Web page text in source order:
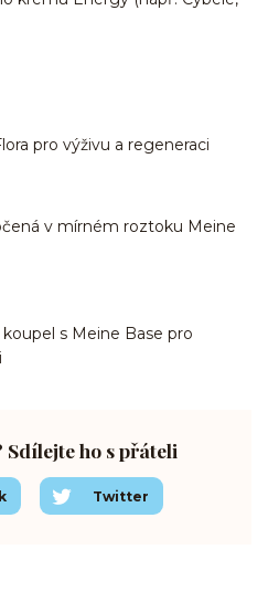
pro výživu a regeneraci
v mírném roztoku Meine
s Meine Base pro
Sdílejte ho s přáteli
Twitter